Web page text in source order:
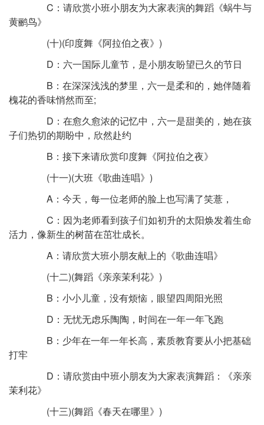
C：请欣赏小班小朋友为大家表演的舞蹈《蜗牛与
黄鹂鸟》
(十)(印度舞《阿拉伯之夜》)
D：六一国际儿童节，是小朋友盼望已久的节日
B：在深深浅浅的梦里，六一是柔和的，她伴随着
槐花的香味悄然而至;
D：在愈久愈浓的记忆中，六一是甜美的，她在孩
子们热切的期盼中，欣然赴约
B：接下来请欣赏印度舞《阿拉伯之夜》
(十一)(大班《歌曲连唱》)
A：今天，每一位老师的脸上也写满了笑薏，
C：因为老师看到孩子们如初升的太阳焕发着生命
活力，像新生的树苗在茁壮成长。
A：请欣赏大班小朋友献上的《歌曲连唱》
(十二)(舞蹈《亲亲茉利花》)
B：小小儿童，没有烦恼，眼望四周阳光照
D：无忧无虑乐陶陶，时间在一年一年飞跑
B：少年在一年一年长高，素质教育要从小把基础
打牢
D：请欣赏由中班小朋友为大家表演舞蹈：《亲亲
茉利花》
(十三)(舞蹈《春天在哪里》)